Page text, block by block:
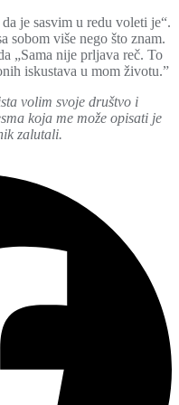
je sasvim u redu voleti je“.
sobom više nego što znam.
„Sama nije prljava reč. To
iskustava u mom životu.”
volim svoje društvo i
koja me može opisati je
zalutali.